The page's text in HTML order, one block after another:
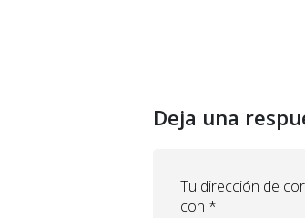
Deja una
Tu dirección de
con *